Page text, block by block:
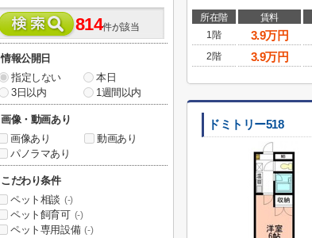
所在階 賃料
1階
3.9万円
2階
3.9万円
ドミトリー518
814件が該当
情報公開日
指定しない
本日
3日以内
1週間以内
画像・動画あり
画像あり
動画あり
パノラマあり
こだわり条件
ペット相談 (-)
ペット飼育可 (-)
ペット専用設備 (-)